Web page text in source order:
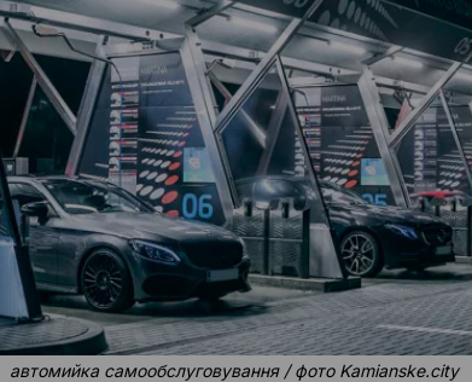
автомийка самообслуговування / фото Kamianske.city